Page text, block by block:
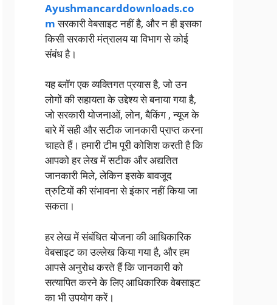
Ayushmancarddownloads.co
mसरकारी वेबसाइट नहीं है, और न ही इसका
किसी सरकारी मंत्रालय या विभाग से कोई
संबंध है।
यह ब्लॉग एक व्यक्तिगत प्रयास है, जो उन
लोगों की सहायता के उद्देश्य से बनाया गया है,
जो सरकारी योजनाओं, लोन, बैकिंग , न्यूज के
बारे में सही और सटीक जानकारी प्राप्त करना
चाहते हैं। हमारी टीम पूरी कोशिश करती है कि
आपको हर लेख में सटीक और अद्यतित
जानकारी मिले, लेकिन इसके बावजूद
त्रुटियों की संभावना से इंकार नहीं किया जा
सकता।
हर लेख में संबंधित योजना की आधिकारिक
वेबसाइट का उल्लेख किया गया है, और हम
आपसे अनुरोध करते हैं कि जानकारी को
सत्यापित करने के लिए आधिकारिक वेबसाइट
का भी उपयोग करें।